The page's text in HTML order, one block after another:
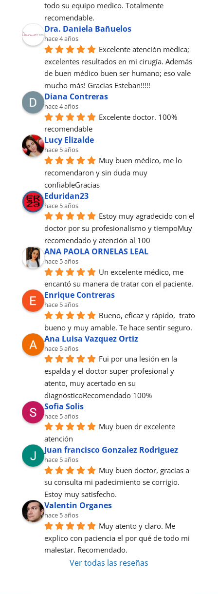
todo su equipo medico. Totalmente
recomendable.
Dra. Daniela Bañuelos
hace 4 años
Excelente atención médica;
excelentes resultados en mi cirugía. Además
de buen médico buen ser humano; eso vale
mucho más! Gracias Esteban!!!!!
Diana Contreras
hace 4 años
Excelente doctor. 100%
recomendable
Lucy Elizalde
hace 5 años
Muy buen médico, me lo
recomendaron y sin duda muy
confiableGracias
Eduridan23
hace 5 años
Estoy muy agradecido con el
doctor por su profesionalismo y tiempoMuy
recomendado y atención al 100
ANA PAOLA ORNELAS LEAL
hace 5 años
Un excelente médico, me
encantó su manera de tratar con el paciente.
Enrique Contreras
hace 5 años
Bueno, eficaz y rápido,  trato
bueno y muy amable. Te hace sentir seguro.
Ana Luisa Vazquez Ortiz
hace 5 años
Fui por una lesión en la
espalda y el doctor super profesional y
atento, muy acertado en su
diagnósticoRecomendado 100%
Sofia Solis
hace 5 años
Muy buen dr excelente
atención
Juan francisco Gonzalez Rodriguez
hace 5 años
Muy buen doctor, gracias a
su consulta mi padecimiento se corrigio.
Estoy muy satisfecho.
Valentin Organes
hace 5 años
Muy atento y claro. Me
explico con paciencia el por qué de todo mi
malestar. Recomendado.
Ver todas las reseñas